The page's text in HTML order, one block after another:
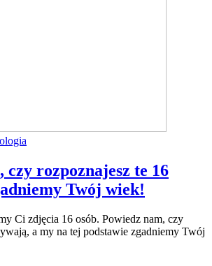
czy rozpoznajesz te 16
Twój wiek!
Ci zdjęcia 16 osób. Powiedz nam, czy
a my na tej podstawie zgadniemy Twój